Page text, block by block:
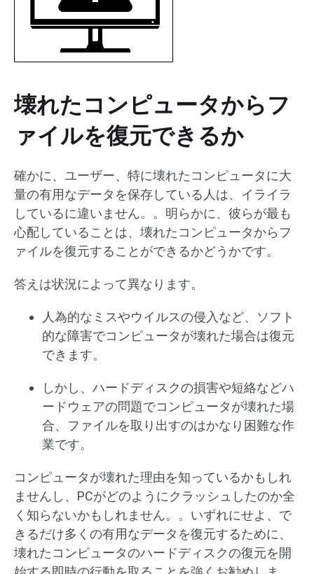
壊れたコンピュータからフ
ァイルを復元できるか
確かに、ユーザー、特に壊れたコンピュータに大
量の有用なデータを保存している人は、イライラ
しているに違いません。。明らかに、彼らが最も
心配していることは、壊れたコンピュータからフ
ァイルを復元することができるかどうかです。
答えは状況によって異なります。
人為的なミスやウイルスの侵入など、ソフト
的な障害でコンピュータが壊れた場合は復元
できます。
しかし、ハードディスクの損害や短絡などハ
ードウェアの問題でコンピュータが壊れた場
合、ファイルを取り出すのはかなり困難な作
業です。
コンピュータが壊れた理由を知っているかもしれ
ませんし、PCがどのようにクラッシュしたのか全
く知らないかもしれません。。いずれにせよ、で
きるだけ多くの有用なデータを復元するために、
壊れたコンピュータのハードディスクの復元を開